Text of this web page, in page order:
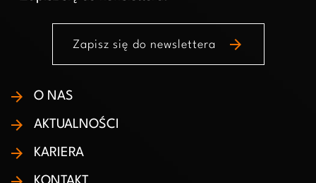
Zapisz się do newslettera arrow_forward
O NAS
AKTUALNOŚCI
KARIERA